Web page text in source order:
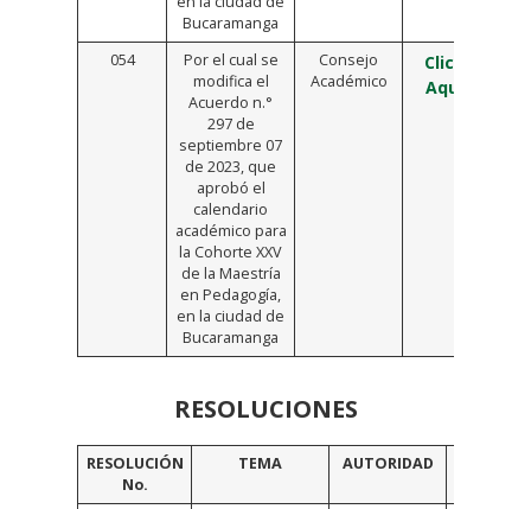
Bucaramanga
054
Por el cual se
modifica el
Acuerdo n.°
297 de
septiembre 07
de 2023, que
aprobó el
calendario
académico para
la Cohorte XXV
de la Maestría
en Pedagogía,
en la ciudad de
Bucaramanga
Consejo
Académico
Click
Aquí
RESOLUCIONES
RESOLUCIÓN
No.
TEMA AUTORIDAD